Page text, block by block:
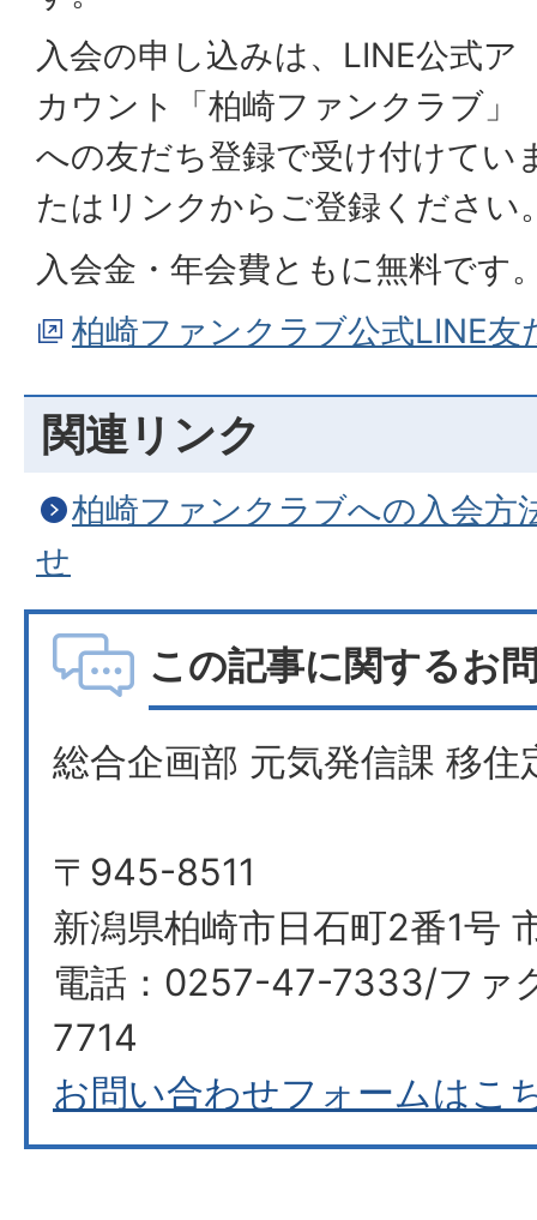
入会の申し込みは、LINE公式ア
カウント「柏崎ファンクラブ」
への友だち登録で受け付けてい
たはリンクからご登録ください
入会金・年会費ともに無料です
柏崎ファンクラブ公式LINE友
関連リンク
柏崎ファンクラブへの入会方
せ
この記事に関するお
総合企画部 元気発信課 移住
〒945-8511
新潟県柏崎市日石町2番1号
電話：0257-47-7333/ファ
7714​​​​​​​
お問い合わせフォームはこ